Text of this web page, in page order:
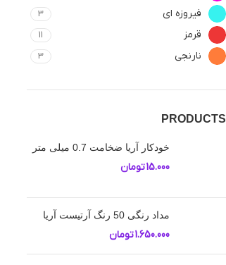
فیروزه ای 3
قرمز 11
نارنجی 3
PRODUCTS
خودکار آریا ضخامت 0.7 میلی متر
15.000تومان
مداد رنگی 50 رنگ آرتیست آریا
1.650.000تومان